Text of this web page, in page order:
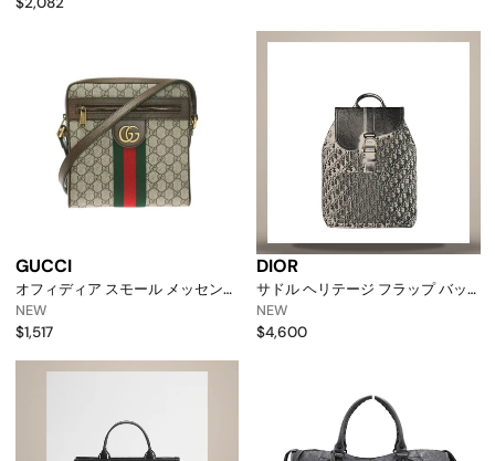
GUCCI
オフィディア スモール メッセンジ
ャーバッグ ベージュ 8745
158752092 [p]
NEW
$1,517
DIOR
サドル ヘリテージ フラップ バッ
クパック ベージュ & ブラック オ
ブリークジャカード, ブラック グ
NEW
$4,600